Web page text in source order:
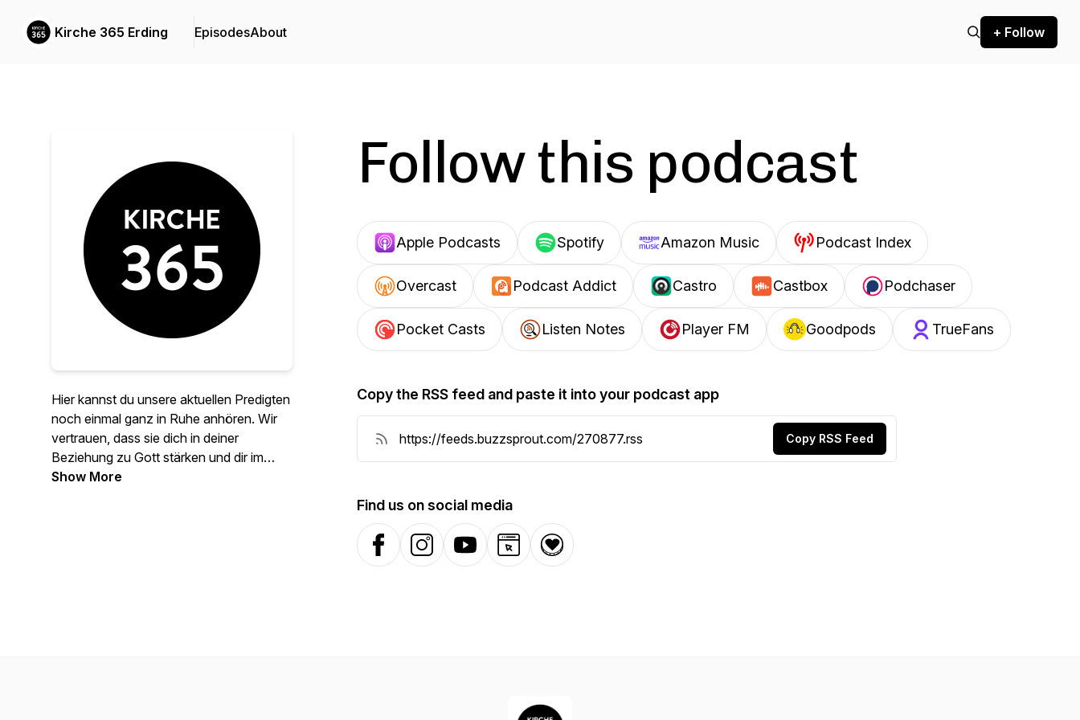
Kirche 365 Erding EpisodesAbout + Follow
Hier kannst du unsere aktuellen Predigten
noch einmal ganz in Ruhe anhören. Wir
vertrauen, dass sie dich in deiner
Beziehung zu Gott stärken und dir im
Alltag eine Hilfe sind.
Show More
Follow this podcast
Apple Podcasts Spotify Amazon Music Podcast Index
Overcast Podcast Addict Castro Castbox Podchaser
Pocket Casts Listen Notes Player FM Goodpods TrueFans
Copy the RSS feed and paste it into your podcast app
Copy RSS Feed
Find us on social media
FacebookInstagramYouTubeWebsiteDonation